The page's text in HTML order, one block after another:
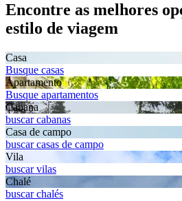
Encontre as melhores
estilo de viagem
Casa
Busque casas
Apartamento
Busque apartamentos
Cabana
buscar cabanas
Casa de campo
buscar casas de campo
Vila
buscar vilas
Chalé
buscar chalés